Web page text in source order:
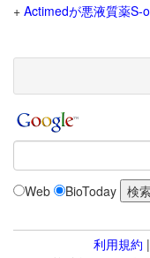
+ Actimedが悪液質薬S-
Web BioToday
利用規約 |